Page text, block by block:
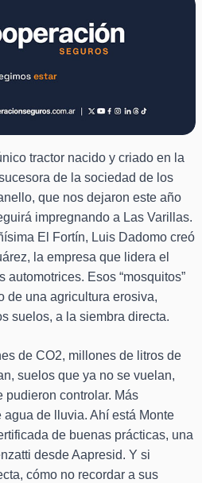
tractor nacido y criado en la
de la sociedad de los
que nos dejaron este año
impregnando a Las Varillas.
El Fortín, Luis Dadomo creó
la empresa que lidera el
automotrices. Esos “mosquitos”
de una agricultura erosiva,
suelos, a la siembra directa.
de CO2, millones de litros de
suelos que ya no se vuelan,
pudieron controlar. Más
de lluvia. Ahí está Monte
de buenas prácticas, una
desde Aapresid. Y si
cómo no recordar a sus